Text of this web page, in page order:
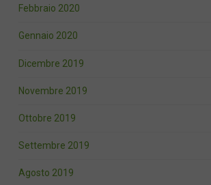
Febbraio 2020
Gennaio 2020
Dicembre 2019
Novembre 2019
Ottobre 2019
Settembre 2019
Agosto 2019